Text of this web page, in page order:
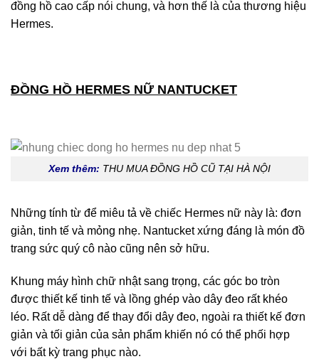
đồng hồ cao cấp nói chung, và hơn thế là của thương hiệu
Hermes.
ĐỒNG HỒ HERMES NỮ NANTUCKET
Xem thêm: THU MUA ĐỒNG HỒ CŨ TẠI HÀ NỘI
Những tính từ để miêu tả về chiếc Hermes nữ này là: đơn
giản, tinh tế và mỏng nhẹ. Nantucket xứng đáng là món đồ
trang sức quý cô nào cũng nên sở hữu.
Khung máy hình chữ nhật sang trọng, các góc bo tròn
được thiết kế tinh tế và lồng ghép vào dây đeo rất khéo
léo. Rất dễ dàng để thay đổi dây đeo, ngoài ra thiết kế đơn
giản và tối giản của sản phẩm khiến nó có thể phối hợp
với bất kỳ trang phục nào.